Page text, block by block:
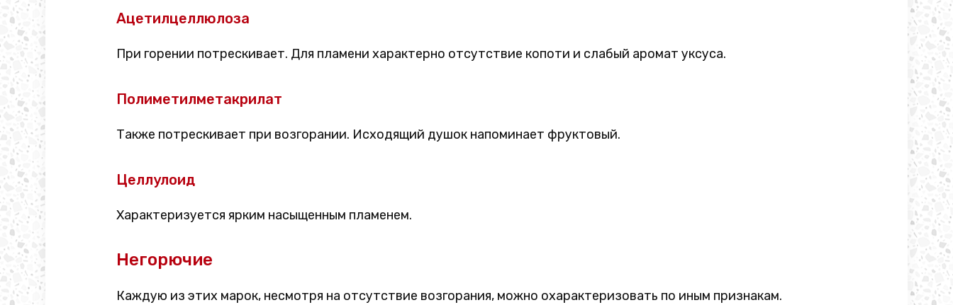
Ацетилцеллюлоза
При горении потрескивает. Для пламени характерно отсутствие копоти и слабый аромат уксуса.
Полиметилметакрилат
Также потрескивает при возгорании. Исходящий душок напоминает фруктовый.
Целлулоид
Характеризуется ярким насыщенным пламенем.
Негорючие
Каждую из этих марок, несмотря на отсутствие возгорания, можно охарактеризовать по иным признакам.